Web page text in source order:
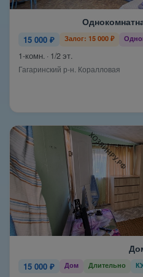
15 000 ₽ Залог: 15 000 ₽
1-комн. · 1/2 эт.
Гагаринский р-н. Коралловая
15 000 ₽ Дом Длительно